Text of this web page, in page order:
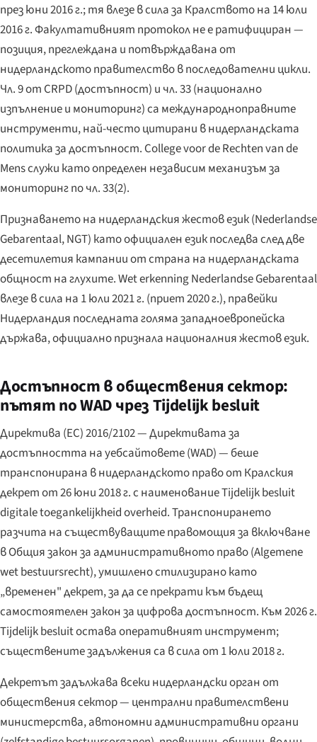
през юни 2016 г.; тя влезе в сила за Кралството на 14 юли
2016 г. Факултативният протокол не е ратифициран —
позиция, преглеждана и потвърждавана от
нидерландското правителство в последователни цикли.
Чл. 9 от CRPD (достъпност) и чл. 33 (национално
изпълнение и мониторинг) са международноправните
инструменти, най-често цитирани в нидерландската
политика за достъпност. College voor de Rechten van de
Mens служи като определен независим механизъм за
мониторинг по чл. 33(2).
Признаването на нидерландския жестов език (Nederlandse
Gebarentaal, NGT) като официален език последва след две
десетилетия кампании от страна на нидерландската
общност на глухите.Wet erkenning Nederlandse Gebarentaal
влезе в сила на 1 юли 2021 г. (приет 2020 г.), правейки
Нидерландия последната голяма западноевропейска
държава, официално признала националния жестов език.
Достъпност в обществения сектор:
пътят по WAD чрез Tijdelijk besluit
Директива (ЕС) 2016/2102 — Директивата за
достъпността на уебсайтовете (WAD) — беше
транспонирана в нидерландското право от Кралския
декрет от 26 юни 2018 г. с наименованиеTijdelijk besluit
digitale toegankelijkheid overheid. Транспонирането
разчита на съществуващите правомощия за включване
в Общия закон за административното право (Algemene
wet bestuursrecht), умишлено стилизирано като
„временен" декрет, за да се прекрати към бъдещ
самостоятелен закон за цифрова достъпност. Към 2026 г.
Tijdelijk besluit остава оперативният инструмент;
съществените задължения са в сила от 1 юли 2018 г.
Декретът задължава всеки нидерландски орган от
обществения сектор — централни правителствени
министерства, автономни административни органи